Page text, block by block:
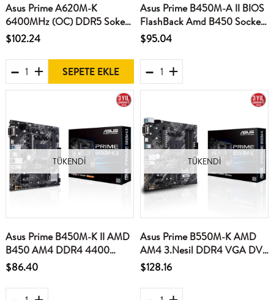
Asus Prime A620M-K
6400MHz (OC) DDR5 Soket
AM5 M.2 HDMI VGA mATX
Anakart
$102.24
SEPETE EKLE
Asus Prime B450M-A II BIOS
FlashBack Amd B450 Socket
Am4 Ryzen™ Ddr4
4400Mhz(O.C.) M.2 Anakart
$95.04
TÜKENDI
Asus Prime B450M-K II AMD
B450 AM4 DDR4 4400
HDMI DVI VGA M2 USB3.2
mATX BIOS Flashback
Anakart
$86.40
TÜKENDI
Asus Prime B550M-K AMD
AM4 3.Nesil DDR4 VGA DVI
HDMI Anakart
$128.16